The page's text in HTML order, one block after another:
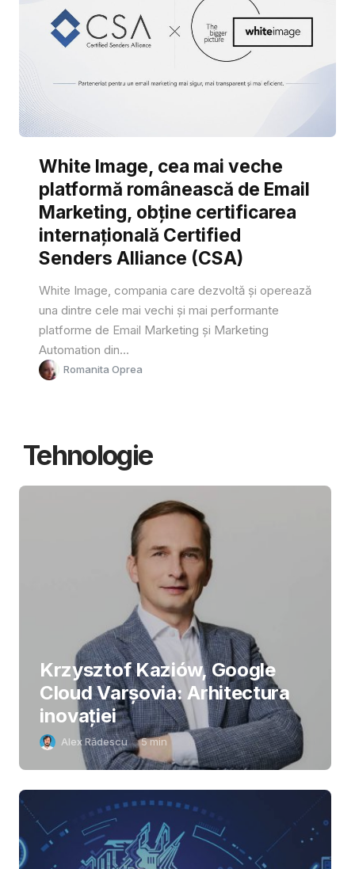
White Image, cea mai veche
platformă românească de Email
Marketing, obține certificarea
internațională Certified
Senders Alliance (CSA)
White Image, compania care dezvoltă și operează
una dintre cele mai vechi și mai performante
platforme de Email Marketing și Marketing
Automation din...
Romanita Oprea
Tehnologie
Krzysztof Kaziów, Google
Cloud Varșovia: Arhitectura
inovaţiei
Alex Rădescu 5min